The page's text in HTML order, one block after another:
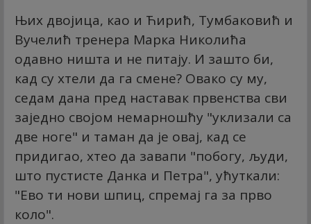
Њих двојица, као и Ћирић, Тумбаковић и
Вучелић тренера Марка Николића
одавно ништа и не питају. И зашто би,
кад су хтели да га смене? Овако су му,
седам дана пред наставак првенства сви
заједно својом немарношћу "уклизали са
две ноге" и таман да је овај, кад се
придигао, хтео да завапи "побогу, људи,
што пустисте Данка и Петра", ућуткали:
"Ево ти нови шпиц, спремај га за прво
коло".